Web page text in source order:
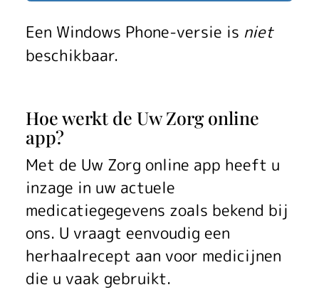
Een Windows Phone-versie is niet
beschikbaar.
Hoe werkt de Uw Zorg online
app?
Met de Uw Zorg online app heeft u
inzage in uw actuele
medicatiegegevens zoals bekend bij
ons. U vraagt eenvoudig een
herhaalrecept aan voor medicijnen
die u vaak gebruikt.